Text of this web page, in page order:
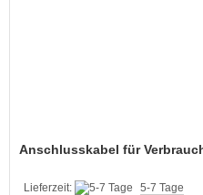
Anschlusskabel für
Lieferzeit: 5-7 Tage